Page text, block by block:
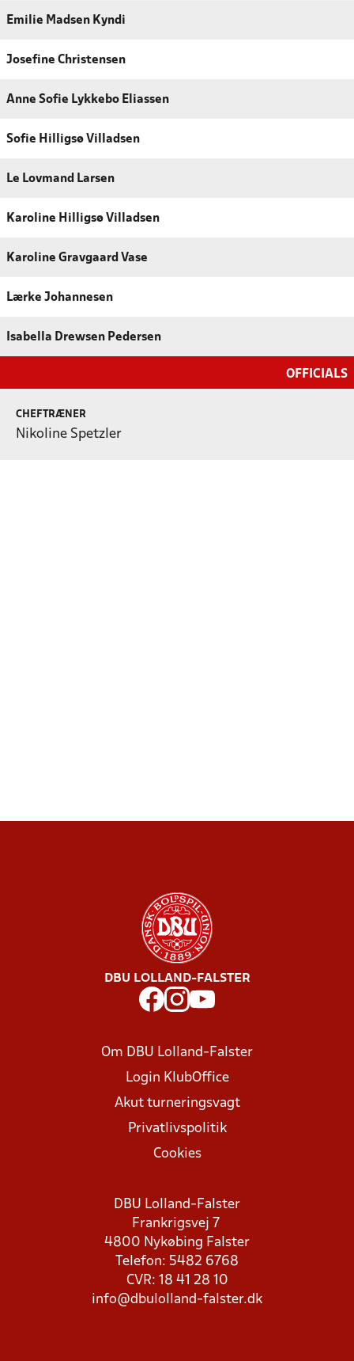
Emilie Madsen Kyndi
Josefine Christensen
Anne Sofie Lykkebo Eliassen
Sofie Hilligsø Villadsen
Le Lovmand Larsen
Karoline Hilligsø Villadsen
Karoline Gravgaard Vase
Lærke Johannesen
Isabella Drewsen Pedersen
OFFICIALS
CHEFTRÆNER
Nikoline Spetzler
DBU LOLLAND-FALSTER
Om DBU Lolland-Falster
Login KlubOffice
Akut turneringsvagt
Privatlivspolitik
Cookies
DBU Lolland-Falster
Frankrigsvej 7
4800 Nykøbing Falster
Telefon: 5482 6768
CVR: 18 41 28 10
info@dbulolland-falster.dk